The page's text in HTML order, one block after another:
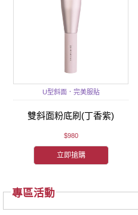
U型斜面．完美服貼
雙斜面粉底刷(丁香紫)
$980
立即搶購
專區活動